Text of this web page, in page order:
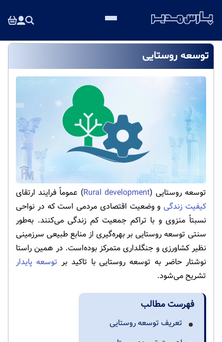
توسعه روستایی
توسعه روستایی (Rural development) عموماً فرایند ارتقای
کیفیت زندگیو وضعیت اقتصادی مردمی است که در نواحی
نسبتاً منزوی و با تراکم جمعیت کم زندگی می‌کنند. به‌طور
سنتی توسعه روستایی بر بهره‌گیری از منابع طبیعی سرزمینی
نظیر کشاورزی و جنگلداری متمرکز بوده‌است. در همین راستا
نوشتار حاضر به توسعه روستایی با تاکید بر توسعه پایدار
تشریح می‌شود.
فهرست مطالب
تعریف توسعه روستایی